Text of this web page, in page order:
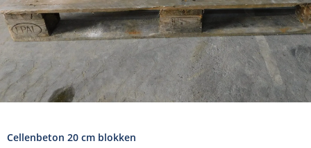
Cellenbeton 20 cm blokken